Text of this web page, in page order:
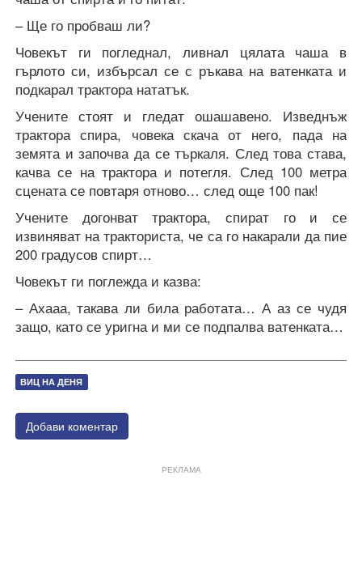
– Ще го пробваш ли?
Човекът ги погледнал, ливнал цялата чаша в
гърлото си, избърсал се с ръкава на ватенката и
подкарал трактора нататък.
Учените стоят и гледат ошашавено. Изведнъж
трактора спира, човека скача от него, пада на
земята и започва да се търкаля. След това става,
качва се на трактора и потегля. След 100 метра
сцената се повтаря отново… след още 100 пак!
Учените догонват трактора, спират го и се
извиняват на тракториста, че са го накарали да пие
200 градусов спирт…
Човекът ги поглежда и казва:
– Ахааа, такава ли била работата… А аз се чудя
защо, като се уригна и ми се подпалва ватенката…
ВИЦ НА ДЕНЯ
Добави коментар
РЕКЛАМА